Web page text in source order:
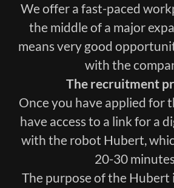
We offer a fast-paced
the middle of a major
means very good
with the
The recruitment
Once you have applied for
have access to a link for a
with the robot Hubert,
20-30
The purpose of the